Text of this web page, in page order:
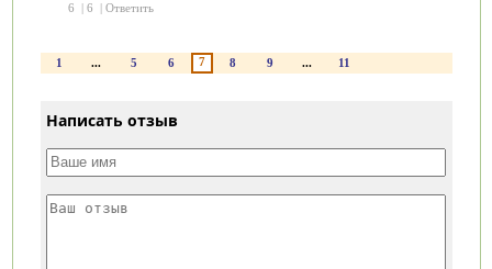
6
| 6 | Ответить
1 ... 5 6 7 8 9 ... 11
Написать отзыв